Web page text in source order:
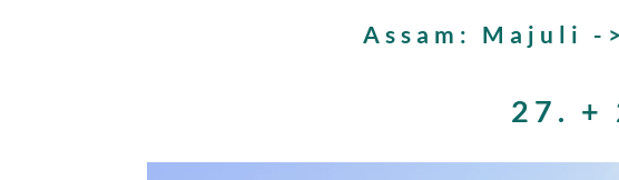
Assam: Majuli -
27. +